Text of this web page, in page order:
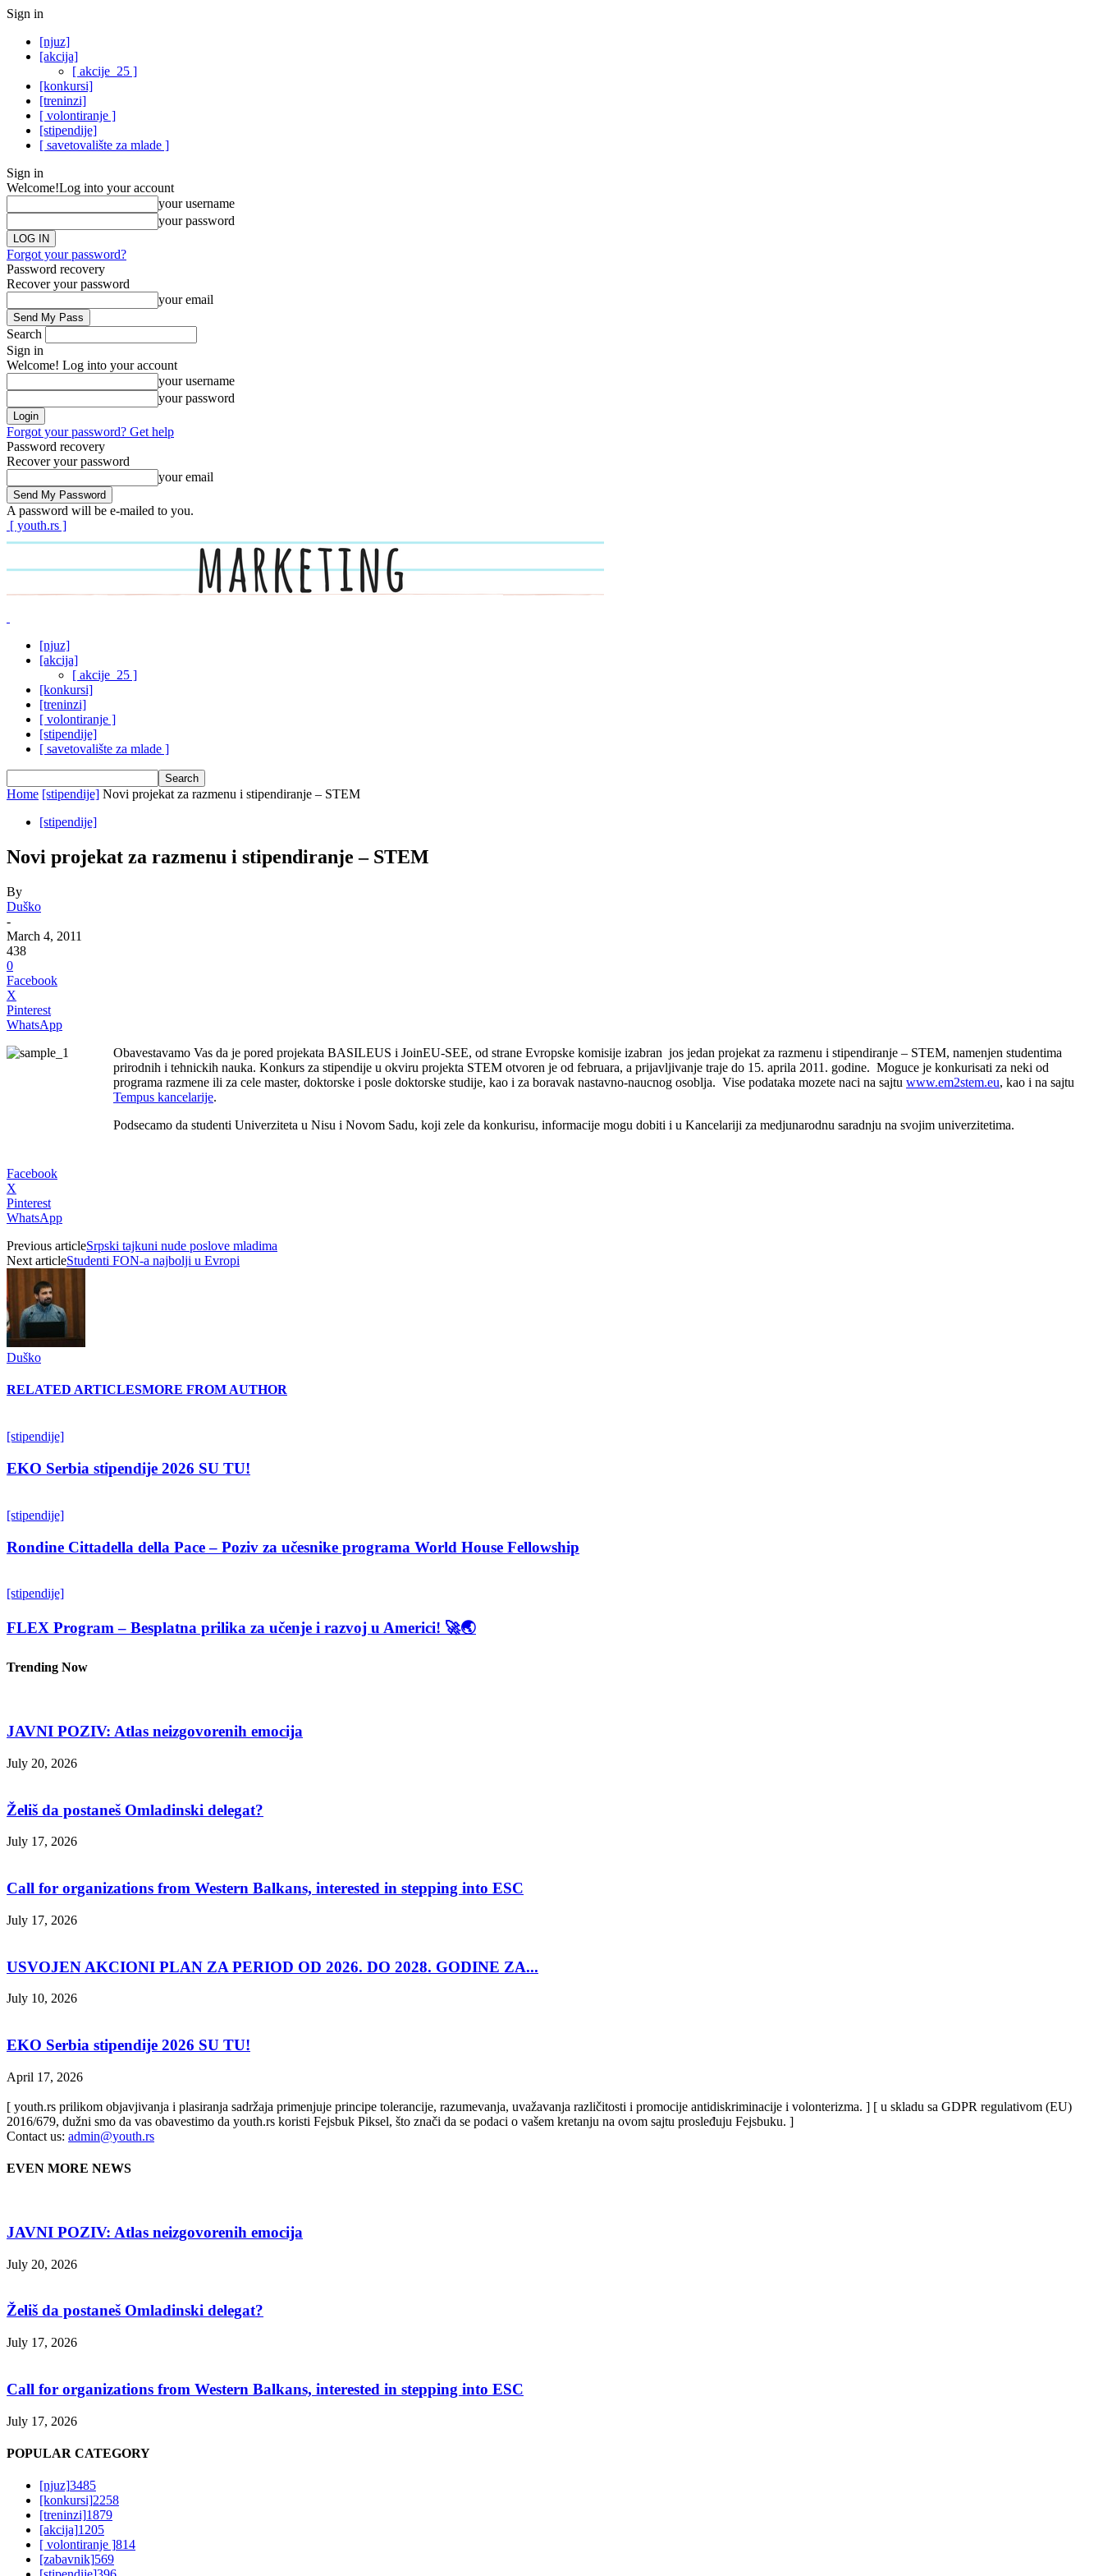
Sign in
[njuz]
[akcija]
[ akcije_25 ]
[konkursi]
[treninzi]
[ volontiranje ]
[stipendije]
[ savetovalište za mlade ]
Sign in
Welcome!Log into your account
your username
your password
Forgot your password?
Password recovery
Recover your password
your email
Search
Sign in
Welcome! Log into your account
your username
your password
Forgot your password? Get help
Password recovery
Recover your password
your email
A password will be e-mailed to you.
[ youth.rs ]
[njuz]
[akcija]
[ akcije_25 ]
[konkursi]
[treninzi]
[ volontiranje ]
[stipendije]
[ savetovalište za mlade ]
Home [stipendije] Novi projekat za razmenu i stipendiranje – STEM
[stipendije]
Novi projekat za razmenu i stipendiranje – STEM
By
Duško
-
March 4, 2011
438
0
Facebook
X
Pinterest
WhatsApp
Obavestavamo Vas da je pored projekata BASILEUS i JoinEU-SEE, od strane Evropske komisije izabran jos jedan projekat za razmenu i stipendiranje – STEM, namenjen studentima
prirodnih i tehnickih nauka. Konkurs za stipendije u okviru projekta STEM otvoren je od februara, a prijavljivanje traje do 15. aprila 2011. godine. Moguce je konkurisati za neki od
programa razmene ili za cele master, doktorske i posle doktorske studije, kao i za boravak nastavno-naucnog osoblja. Vise podataka mozete naci na sajtu www.em2stem.eu, kao i na sajtu
Tempus kancelarije.
Podsecamo da studenti Univerziteta u Nisu i Novom Sadu, koji zele da konkurisu, informacije mogu dobiti i u Kancelariji za medjunarodnu saradnju na svojim univerzitetima.
Facebook
X
Pinterest
WhatsApp
Previous articleSrpski tajkuni nude poslove mladima
Next articleStudenti FON-a najbolji u Evropi
Duško
RELATED ARTICLESMORE FROM AUTHOR
[stipendije]
EKO Serbia stipendije 2026 SU TU!
[stipendije]
Rondine Cittadella della Pace – Poziv za učesnike programa World House Fellowship
[stipendije]
FLEX Program – Besplatna prilika za učenje i razvoj u Americi! 🚀🌏
Trending Now
JAVNI POZIV: Atlas neizgovorenih emocija
July 20, 2026
Želiš da postaneš Omladinski delegat?
July 17, 2026
Call for organizations from Western Balkans, interested in stepping into ESC
July 17, 2026
USVOJEN AKCIONI PLAN ZA PERIOD OD 2026. DO 2028. GODINE ZA...
July 10, 2026
EKO Serbia stipendije 2026 SU TU!
April 17, 2026
[ youth.rs prilikom objavjivanja i plasiranja sadržaja primenjuje principe tolerancije, razumevanja, uvažavanja različitosti i promocije antidiskriminacije i volonterizma. ] [ u skladu sa GDPR regulativom (EU)
2016/679, dužni smo da vas obavestimo da youth.rs koristi Fejsbuk Piksel, što znači da se podaci o vašem kretanju na ovom sajtu prosleđuju Fejsbuku. ]
Contact us: admin@youth.rs
EVEN MORE NEWS
JAVNI POZIV: Atlas neizgovorenih emocija
July 20, 2026
Želiš da postaneš Omladinski delegat?
July 17, 2026
Call for organizations from Western Balkans, interested in stepping into ESC
July 17, 2026
POPULAR CATEGORY
[njuz]3485
[konkursi]2258
[treninzi]1879
[akcija]1205
[ volontiranje ]814
[zabavnik]569